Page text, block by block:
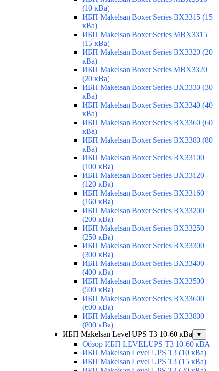
(10 кВа)
ИБП Makelsan Boxer Series BX3315 (15
кВа)
ИБП Makelsan Boxer Series MBX3315
(15 кВа)
ИБП Makelsan Boxer Series BX3320 (20
кВа)
ИБП Makelsan Boxer Series MBX3320
(20 кВа)
ИБП Makelsan Boxer Series BX3330 (30
кВа)
ИБП Makelsan Boxer Series BX3340 (40
кВа)
ИБП Makelsan Boxer Series BX3360 (60
кВа)
ИБП Makelsan Boxer Series BX3380 (80
кВа)
ИБП Makelsan Boxer Series BX33100
(100 кВа)
ИБП Makelsan Boxer Series BX33120
(120 кВа)
ИБП Makelsan Boxer Series BX33160
(160 кВа)
ИБП Makelsan Boxer Series BX33200
(200 кВа)
ИБП Makelsan Boxer Series BX33250
(250 кВа)
ИБП Makelsan Boxer Series BX33300
(300 кВа)
ИБП Makelsan Boxer Series BX33400
(400 кВа)
ИБП Makelsan Boxer Series BX33500
(500 кВа)
ИБП Makelsan Boxer Series BX33600
(600 кВа)
ИБП Makelsan Boxer Series BX33800
(800 кВа)
ИБП Makelsan Level UPS T3 10-60 кВа
▼
Обзор ИБП LEVELUPS T3 10-60 кВА
ИБП Makelsan Level UPS T3 (10 кВа)
ИБП Makelsan Level UPS T3 (15 кВа)